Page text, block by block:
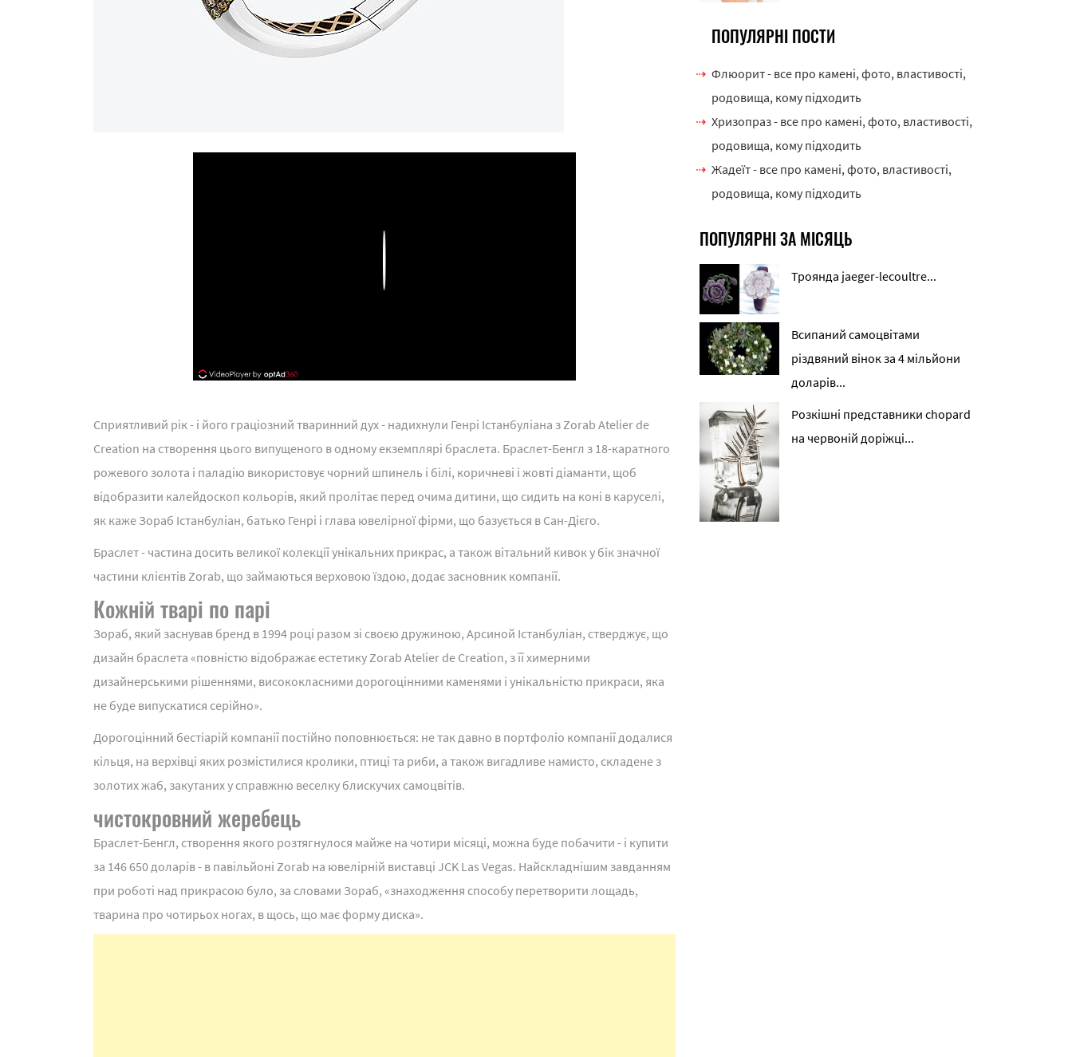
Сприятливий рік - і його граціозний тваринний дух - надихнули Генрі Істанбуліана з Zorab Atelier de
Creation на створення цього випущеного в одному екземплярі браслета. Браслет-Бенгл з 18-каратного
рожевого золота і паладію використовує чорний шпинель і білі, коричневі і жовті діаманти, щоб
відобразити калейдоскоп кольорів, який пролітає перед очима дитини, що сидить на коні в каруселі,
як каже Зораб Істанбуліан, батько Генрі і глава ювелірної фірми, що базується в Сан-Дієго.
Браслет - частина досить великої колекції унікальних прикрас, а також вітальний кивок у бік значної
частини клієнтів Zorab, що займаються верховою їздою, додає засновник компанії.
Кожній тварі по парі
Зораб, який заснував бренд в 1994 році разом зі своєю дружиною, Арсиной Істанбуліан, стверджує, що
дизайн браслета «повністю відображає естетику Zorab Atelier de Creation, з її химерними
дизайнерськими рішеннями, висококласними дорогоцінними каменями і унікальністю прикраси, яка
не буде випускатися серійно».
Дорогоцінний бестіарій компанії постійно поповнюється: не так давно в портфоліо компанії додалися
кільця, на верхівці яких розмістилися кролики, птиці та риби, а також вигадливе намисто, складене з
золотих жаб, закутаних у справжню веселку блискучих самоцвітів.
чистокровний жеребець
Браслет-Бенгл, створення якого розтягнулося майже на чотири місяці, можна буде побачити - і купити
за 146 650 доларів - в павільйоні Zorab на ювелірній виставці JCK Las Vegas. Найскладнішим завданням
при роботі над прикрасою було, за словами Зораб, «знаходження способу перетворити лощадь,
тварина про чотирьох ногах, в щось, що має форму диска».
ПОПУЛЯРНІ ПОСТИ
Флюорит - все про камені, фото, властивості,
родовища, кому підходить
Хризопраз - все про камені, фото, властивості,
родовища, кому підходить
Жадеїт - все про камені, фото, властивості,
родовища, кому підходить
ПОПУЛЯРНІ ЗА МІСЯЦЬ
Троянда jaeger-lecoultre...
Всипаний самоцвітами
різдвяний вінок за 4 мільйони
доларів...
Розкішні представники chopard
на червоній доріжці...